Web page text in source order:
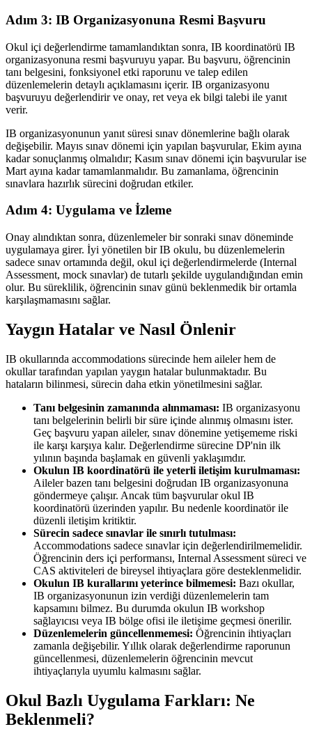
Adım 3: IB Organizasyonuna Resmi Başvuru
Okul içi değerlendirme tamamlandıktan sonra, IB koordinatörü IB
organizasyonuna resmi başvuruyu yapar. Bu başvuru, öğrencinin
tanı belgesini, fonksiyonel etki raporunu ve talep edilen
düzenlemelerin detaylı açıklamasını içerir. IB organizasyonu
başvuruyu değerlendirir ve onay, ret veya ek bilgi talebi ile yanıt
verir.
IB organizasyonunun yanıt süresi sınav dönemlerine bağlı olarak
değişebilir. Mayıs sınav dönemi için yapılan başvurular, Ekim ayına
kadar sonuçlanmış olmalıdır; Kasım sınav dönemi için başvurular ise
Mart ayına kadar tamamlanmalıdır. Bu zamanlama, öğrencinin
sınavlara hazırlık sürecini doğrudan etkiler.
Adım 4: Uygulama ve İzleme
Onay alındıktan sonra, düzenlemeler bir sonraki sınav döneminde
uygulamaya girer. İyi yönetilen bir IB okulu, bu düzenlemelerin
sadece sınav ortamında değil, okul içi değerlendirmelerde (Internal
Assessment, mock sınavlar) de tutarlı şekilde uygulandığından emin
olur. Bu süreklilik, öğrencinin sınav günü beklenmedik bir ortamla
karşılaşmamasını sağlar.
Yaygın Hatalar ve Nasıl Önlenir
IB okullarında accommodations sürecinde hem aileler hem de
okullar tarafından yapılan yaygın hatalar bulunmaktadır. Bu
hataların bilinmesi, sürecin daha etkin yönetilmesini sağlar.
Tanı belgesinin zamanında alınmaması: IB organizasyonu
tanı belgelerinin belirli bir süre içinde alınmış olmasını ister.
Geç başvuru yapan aileler, sınav dönemine yetişememe riski
ile karşı karşıya kalır. Değerlendirme sürecine DP'nin ilk
yılının başında başlamak en güvenli yaklaşımdır.
Okulun IB koordinatörü ile yeterli iletişim kurulmaması:
Aileler bazen tanı belgesini doğrudan IB organizasyonuna
göndermeye çalışır. Ancak tüm başvurular okul IB
koordinatörü üzerinden yapılır. Bu nedenle koordinatör ile
düzenli iletişim kritiktir.
Sürecin sadece sınavlar ile sınırlı tutulması:
Accommodations sadece sınavlar için değerlendirilmemelidir.
Öğrencinin ders içi performansı, Internal Assessment süreci ve
CAS aktiviteleri de bireysel ihtiyaçlara göre desteklenmelidir.
Okulun IB kurallarını yeterince bilmemesi: Bazı okullar,
IB organizasyonunun izin verdiği düzenlemelerin tam
kapsamını bilmez. Bu durumda okulun IB workshop
sağlayıcısı veya IB bölge ofisi ile iletişime geçmesi önerilir.
Düzenlemelerin güncellenmemesi: Öğrencinin ihtiyaçları
zamanla değişebilir. Yıllık olarak değerlendirme raporunun
güncellenmesi, düzenlemelerin öğrencinin mevcut
ihtiyaçlarıyla uyumlu kalmasını sağlar.
Okul Bazlı Uygulama Farkları: Ne
Beklenmeli?